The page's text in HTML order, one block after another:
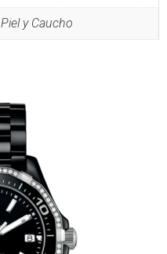
Piel y Caucho